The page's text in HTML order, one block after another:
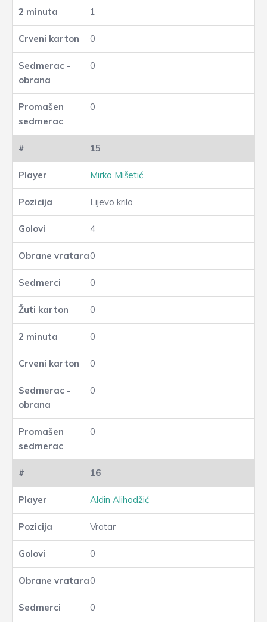
1
0
0
0
15
Mirko Mišetić
Lijevo krilo
4
0
0
0
0
0
0
0
16
Aldin Alihodžić
Vratar
0
0
0